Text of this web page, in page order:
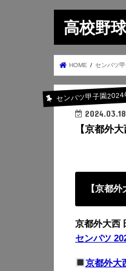
高校野
HOME センバツ
センバツ甲子園2024
2024.03.18
【京都外
【京都
京都外大西
センバツ
京都外大